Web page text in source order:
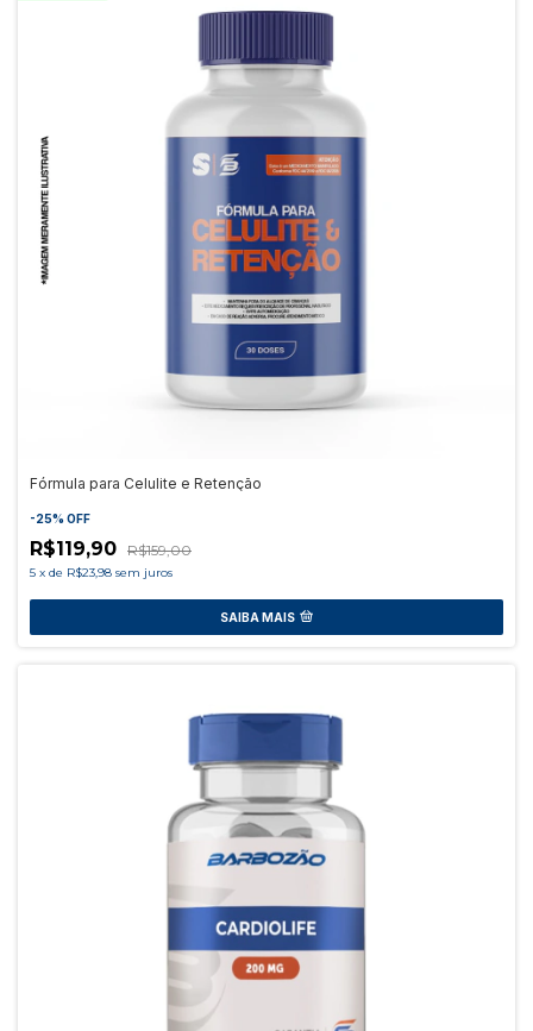
Fórmula para Celulite e Retenção
-25% OFF
R$119,90 R$159,00
5 x de R$23,98 sem juros
SAIBA MAIS